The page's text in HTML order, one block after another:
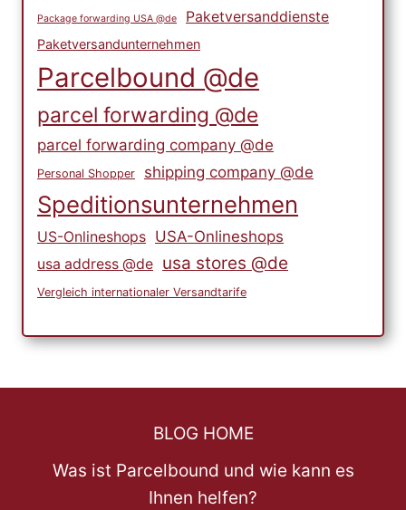
Package forwarding USA @de Paketversanddienste
Paketversandunternehmen
Parcelbound @de
parcel forwarding @de
parcel forwarding company @de
Personal Shopper shipping company @de
Speditionsunternehmen
US-Onlineshops USA-Onlineshops
usa address @de usa stores @de
Vergleich internationaler Versandtarife
BLOG HOME
Was ist Parcelbound und wie kann es
Ihnen helfen?